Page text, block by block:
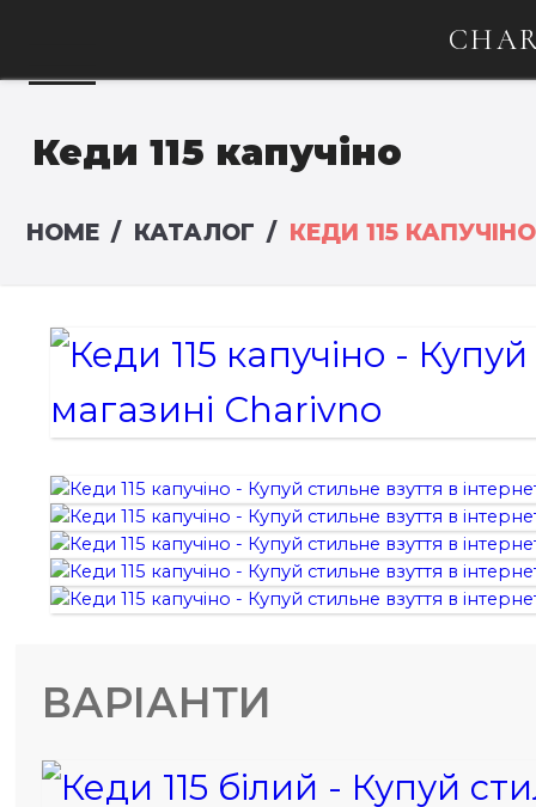
Кеди 115 капучіно
HOME КАТАЛОГ КЕДИ 115 КАПУЧІНО
ВАРІАНТИ